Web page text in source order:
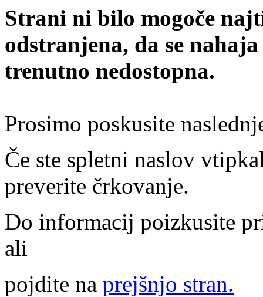
Strani ni bilo mogoče
odstranjena, da se
trenutno nedostopna.
Prosimo poskusite
Če ste spletni naslov
preverite črkovanje.
Do informacij poizkusite
ali
pojdite na prejšnjo stran.